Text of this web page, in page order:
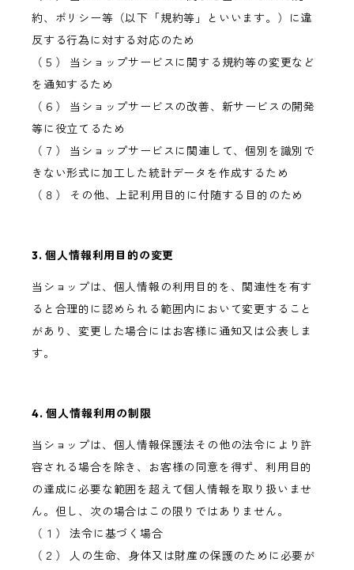
約、ポリシー等（以下「規約等」といいます。）に違
反する行為に対する対応のため
（５） 当ショップサービスに関する規約等の変更など
を通知するため
（６） 当ショップサービスの改善、新サービスの開発
等に役立てるため
（７） 当ショップサービスに関連して、個別を識別で
きない形式に加工した統計データを作成するため
（８） その他、上記利用目的に付随する目的のため
3. 個人情報利用目的の変更
当ショップは、個人情報の利用目的を、関連性を有す
ると合理的に認められる範囲内において変更すること
があり、変更した場合にはお客様に通知又は公表しま
す。
4. 個人情報利用の制限
当ショップは、個人情報保護法その他の法令により許
容される場合を除き、お客様の同意を得ず、利用目的
の達成に必要な範囲を超えて個人情報を取り扱いませ
ん。但し、次の場合はこの限りではありません。
（１） 法令に基づく場合
（２） 人の生命、身体又は財産の保護のために必要が